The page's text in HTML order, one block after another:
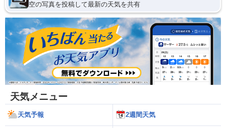
空の写真を投稿して最新の天気を共有
天気メニュー
天気予報 2週間天気